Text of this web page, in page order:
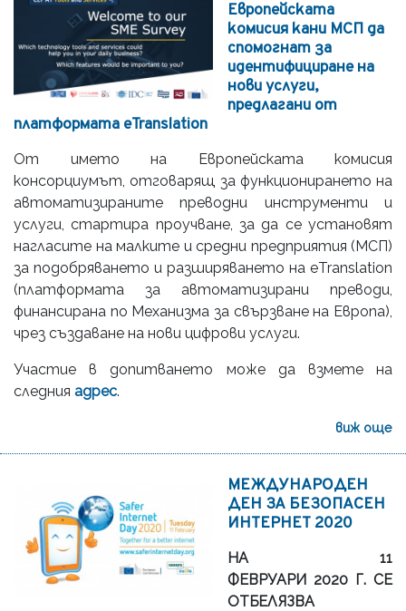
Европейската
комисия кани МСП да
спомогнат за
идентифициране на
нови услуги,
предлагани от
платформата еTranslation
От името на Европейската комисия
консорциумът, отговарящ за функционирането на
автоматизираните преводни инструменти и
услуги, стартира проучване, за да се установят
нагласите на малките и средни предприятия (МСП)
за подобряването и разширяването на еTranslation
(платформата за автоматизирани преводи,
финансирана по Механизма за свързване на Европа),
чрез създаване на нови цифрови услуги.
Участие в допитването може да взмете на
следния адрес.
виж още
МЕЖДУНАРОДЕН
ДЕН ЗА БЕЗОПАСЕН
ИНТЕРНЕТ 2020
НА 11
ФЕВРУАРИ 2020 Г. СЕ
ОТБЕЛЯЗВА